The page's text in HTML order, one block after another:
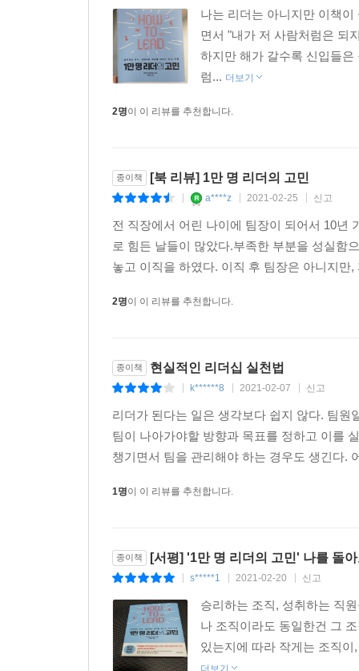
선택을 통해 직원들을 이끈다. 이 역할만 충분히
적극적으로 도울 것이다. 리더가 슈퍼맨이 될
진심으로 소통하고 다가가서 서로 도울 수 있는
수 있다고 한다.
나는 리더는 아니지만 이책
면서 "내가 저 사람처럼은 되
하지만 해가 갈수록 신입들
럼... 더보기
2명이 이 리뷰를 추천합니다.
종이책 [북 리뷰] 1만 명 리더의 고민
a****z 2021-02-25 신고
전 직장에서 어린 나이에 팀장이 되어서 10년
로 힘든 날들이 많았다.부족한 부분을 성실함
놓고 이직을 하였다. 이직 후 팀장은 아니지
2명이 이 리뷰를 추천합니다.
종이책 현실적인 리더십 실천법
k******8 2021-02-07 신고
리더가 된다는 일은 생각보다 쉽지 않다. 팀
팀이 나아가야할 방향과 목표를 정하고 이를
챙기면서 팀을 관리해야 하는 경우도 생긴다.
1명이 이 리뷰를 추천합니다.
종이책 [서평] '1만 명 리더의 고민' 나를 돌
s*****1 2021-02-20 신고
승리하는 조직, 성취하는 직
나 조직이라도 동일한건 그
있는지에 따라 작게는 조직
더보기